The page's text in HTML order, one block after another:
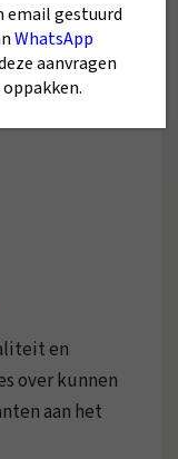
en
over kunnen
aan het
email gestuurd
WhatsApp
aanvragen